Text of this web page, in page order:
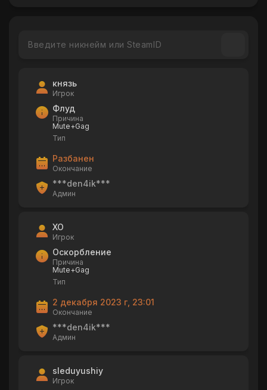
князь
Игрок
Флуд
Причина
Mute+Gag
Тип
Разбанен
Окончание
***den4ik***
Админ
XO
Игрок
Оскорбление
Причина
Mute+Gag
Тип
2 декабря 2023 г, 23:01
Окончание
***den4ik***
Админ
sleduyushiy
Игрок